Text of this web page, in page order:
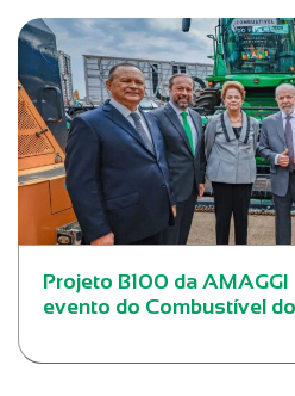
Projeto B100 da
evento do Combustível